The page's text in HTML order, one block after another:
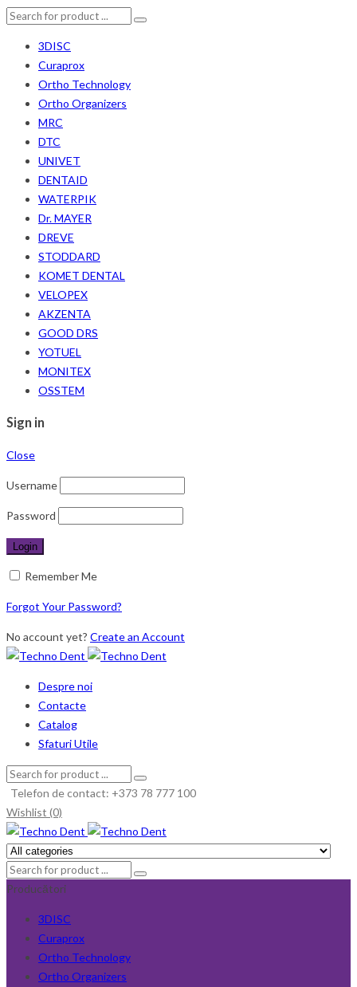
3DISC
Curaprox
Ortho Technology
Ortho Organizers
MRC
DTC
UNIVET
DENTAID
WATERPIK
Dr. MAYER
DREVE
STODDARD
KOMET DENTAL
VELOPEX
AKZENTA
GOOD DRS
YOTUEL
MONITEX
OSSTEM
Sign in
Close
Username
Password
Remember Me
Forgot Your Password?
No account yet? Create an Account
Despre noi
Contacte
Catalog
Sfaturi Utile
Telefon de contact: +373 78 777 100
Wishlist (0)
Producători
3DISC
Curaprox
Ortho Technology
Ortho Organizers